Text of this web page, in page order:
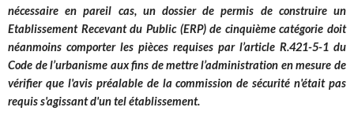
nécessaire en pareil cas, un dossier de permis de construire un
Etablissement Recevant du Public (ERP) de cinquième catégorie doit
néanmoins comporter les pièces requises par l’article R.421-5-1 du
Code de l’urbanisme aux fins de mettre l’administration en mesure de
vérifier que l'avis préalable de la commission de sécurité n'était pas
requis s'agissant d'un tel établissement.